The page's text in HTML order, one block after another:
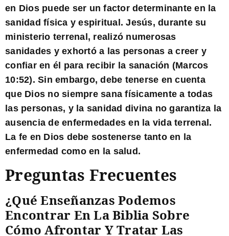
en Dios puede ser un factor determinante en la
sanidad física y espiritual. Jesús, durante su
ministerio terrenal, realizó numerosas
sanidades y exhortó a las personas a creer y
confiar en él para recibir la sanación (Marcos
10:52). Sin embargo, debe tenerse en cuenta
que Dios no siempre sana físicamente a todas
las personas, y la sanidad divina no garantiza la
ausencia de enfermedades en la vida terrenal.
La fe en Dios debe sostenerse tanto en la
enfermedad como en la salud.
Preguntas Frecuentes
¿Qué Enseñanzas Podemos
Encontrar En La Biblia Sobre
Cómo Afrontar Y Tratar Las